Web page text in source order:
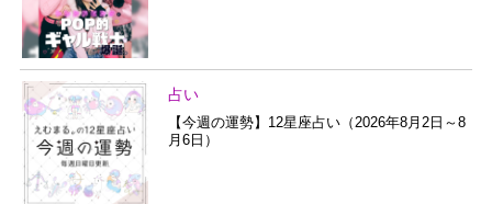
占い
【今週の運勢】12星座占い（2026年8月2日～8
月6日）